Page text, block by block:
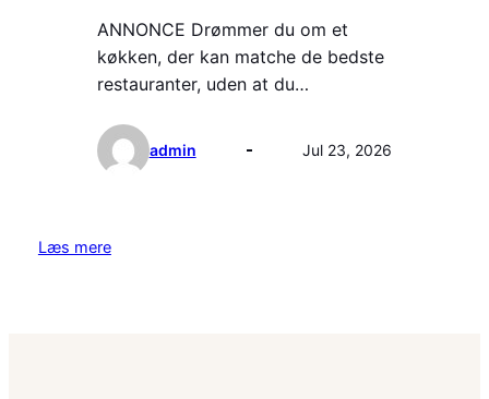
ANNONCE Drømmer du om et
køkken, der kan matche de bedste
restauranter, uden at du…
admin Jul 23, 2026
Læs mere